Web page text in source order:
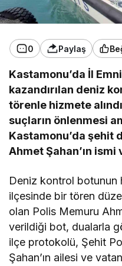
0 Paylaş
Kastamonu’da İl
kazandırılan deniz
törenle hizmete
suçların önlenmesi
Kastamonu’da şehit
Ahmet Şahan’ın ismi
Deniz kontrol botunun
ilçesinde bir tören
olan Polis Memuru
verildiği bot, dualarla
ilçe protokolü, Şehit
Şahan’ın ailesi ve